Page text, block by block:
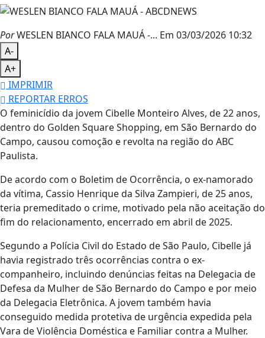
PorWESLEN BIANCO FALA MAUÁ -... Em 03/03/2026 10:32
A-
A+
IMPRIMIR
REPORTAR ERROS
O feminicídio da jovem Cibelle Monteiro Alves, de 22 anos,
dentro do Golden Square Shopping, em São Bernardo do
Campo, causou comoção e revolta na região do ABC
Paulista.
De acordo com o Boletim de Ocorrência, o ex-namorado
da vítima, Cassio Henrique da Silva Zampieri, de 25 anos,
teria premeditado o crime, motivado pela não aceitação do
fim do relacionamento, encerrado em abril de 2025.
Segundo a Polícia Civil do Estado de São Paulo, Cibelle já
havia registrado três ocorrências contra o ex-
companheiro, incluindo denúncias feitas na Delegacia de
Defesa da Mulher de São Bernardo do Campo e por meio
da Delegacia Eletrônica. A jovem também havia
conseguido medida protetiva de urgência expedida pela
Vara de Violência Doméstica e Familiar contra a Mulher.